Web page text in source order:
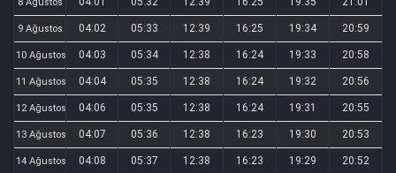
9 Ağustos 04:02 05:33 12:39 16:25 19:34 20:59
10 Ağustos 04:03 05:34 12:38 16:24 19:33 20:58
11 Ağustos 04:04 05:35 12:38 16:24 19:32 20:56
12 Ağustos 04:06 05:35 12:38 16:24 19:31 20:55
13 Ağustos 04:07 05:36 12:38 16:23 19:30 20:53
14 Ağustos 04:08 05:37 12:38 16:23 19:29 20:52